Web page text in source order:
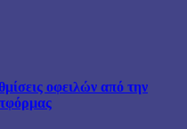
οφειλών από την